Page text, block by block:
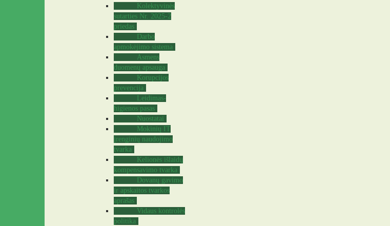
Kolektyvinės
sutarties Nr. 2025-2
priedas
Darbo
apmokėjimo sistema
Asmens
duomenų apsauga
Korupcijos
prevencija
Leidimas-
higienos pasas
Nuostatai
Mokinių IT
įrenginių naudojimo
tvarka
Kelionės išlaidų
kompensavimo tvarka
Dovanų gavimo
ir apskaitos tvarkos
aprašas
Vidaus kontrolės
politika